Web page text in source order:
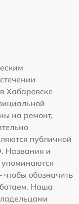
Хабаровске
на ремонт,
публичной
Названия и
упоминаются
обозначить
Наша